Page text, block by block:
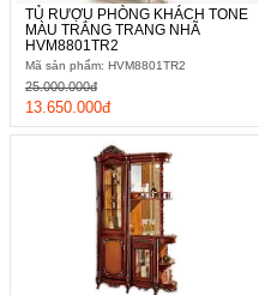
TỦ RƯỢU PHÒNG KHÁCH TONE
MÀU TRẮNG TRANG NHÃ
HVM8801TR2
Mã sản phẩm: HVM8801TR2
13.650.000đ
25.000.000đ